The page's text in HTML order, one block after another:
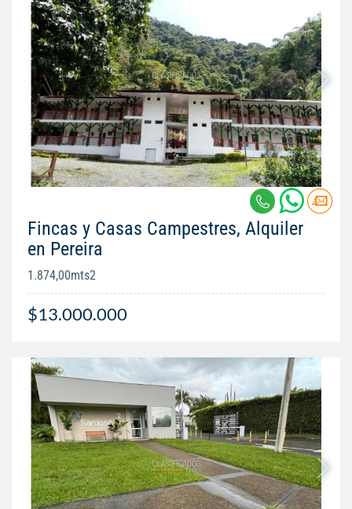
Fincas y Casas Campestres, Alquiler
en Pereira
1.874,00mts2
$13.000.000